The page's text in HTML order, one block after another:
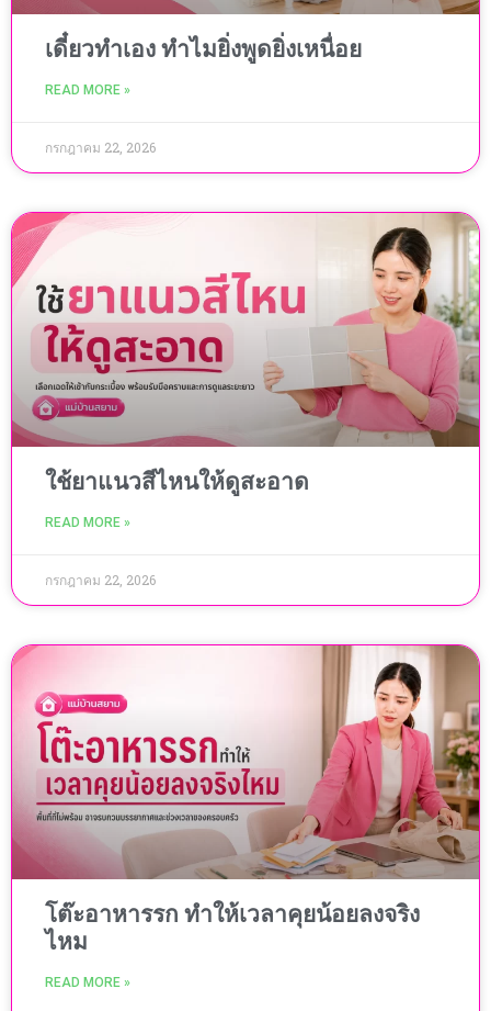
เดี๋ยวทำเอง ทำไมยิ่งพูดยิ่งเหนื่อย
READ MORE »
กรกฎาคม 22, 2026
ใช้ยาแนวสีไหนให้ดูสะอาด
READ MORE »
กรกฎาคม 22, 2026
โต๊ะอาหารรก ทำให้เวลาคุยน้อยลงจริง
ไหม
READ MORE »